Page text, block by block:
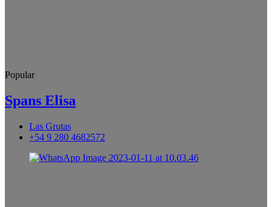
Popular
Spans Elisa
Las Grutas
+54 9 280 4682572